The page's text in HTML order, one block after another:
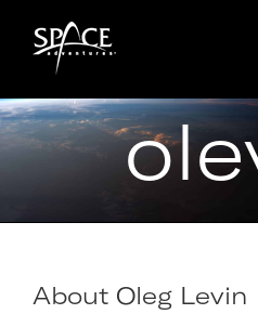
content
About Oleg Levin